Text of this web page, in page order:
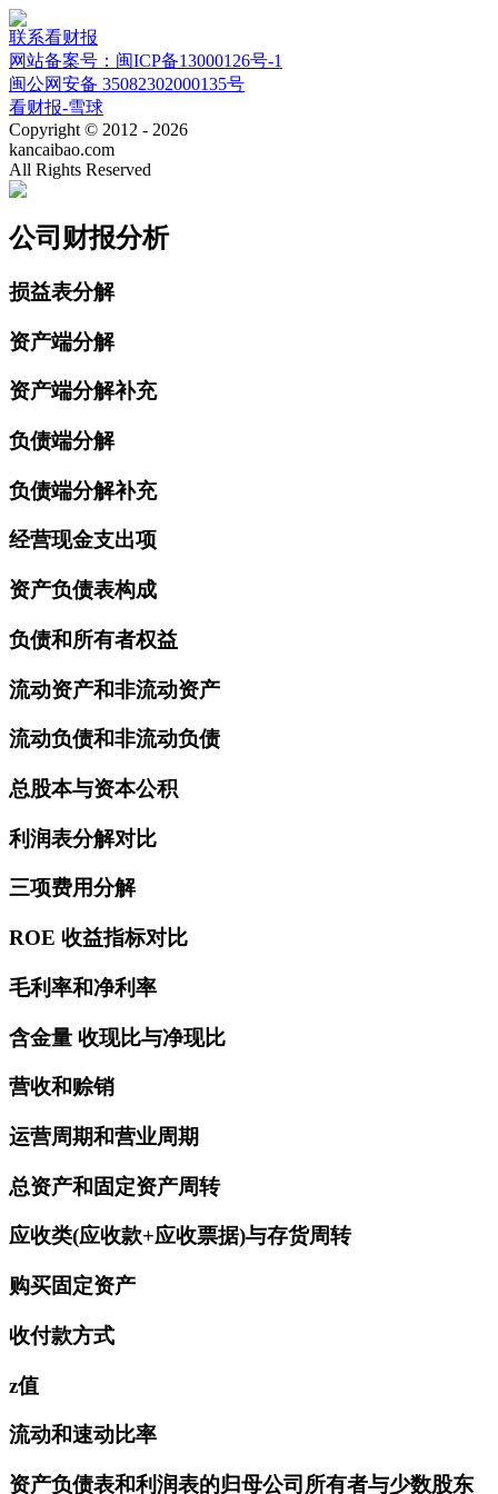
联系看财报
网站备案号：闽ICP备13000126号-1
闽公网安备 35082302000135号
看财报-雪球
Copyright © 2012 - 2026
kancaibao.com
All Rights Reserved
公司财报分析
损益表分解
资产端分解
资产端分解补充
负债端分解
负债端分解补充
经营现金支出项
资产负债表构成
负债和所有者权益
流动资产和非流动资产
流动负债和非流动负债
总股本与资本公积
利润表分解对比
三项费用分解
ROE 收益指标对比
毛利率和净利率
含金量 收现比与净现比
营收和赊销
运营周期和营业周期
总资产和固定资产周转
应收类(应收款+应收票据)与存货周转
购买固定资产
收付款方式
z值
流动和速动比率
资产负债表和利润表的归母公司所有者与少数股东